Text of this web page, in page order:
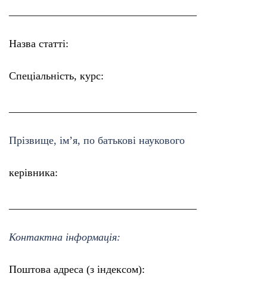
Назва статті:
Спеціальність, курс:
Прізвище, ім’я, по батькові наукового
керівника:
Контактна інформація:
Поштова адреса (з індексом):